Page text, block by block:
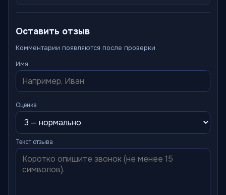
Оставить отзыв
Комментарии появляются после проверки.
Имя
Оценка
Текст отзыва